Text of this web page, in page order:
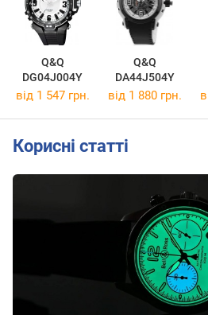
Q&Q
DG04J004Y
Q&Q
DA44J504Y
від 1 547 грн. від 1 880 грн.
Корисні статті